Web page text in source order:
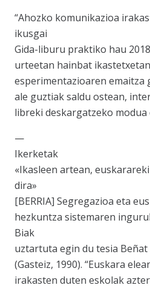
“Ahozko komunikazioa
ikusgai
Gida-liburu praktiko hau
urteetan hainbat
esperimentazioaren emaitza
ale guztiak saldu ostean,
libreki deskargatzeko modua
—
Ikerketak
«Ikasleen artean,
dira»
[BERRIA] Segregazioa eta
hezkuntza sistemaren
Biak
uztartuta egin du tesia
(Gasteiz, 1990). “Euskara
irakasten duten eskolak